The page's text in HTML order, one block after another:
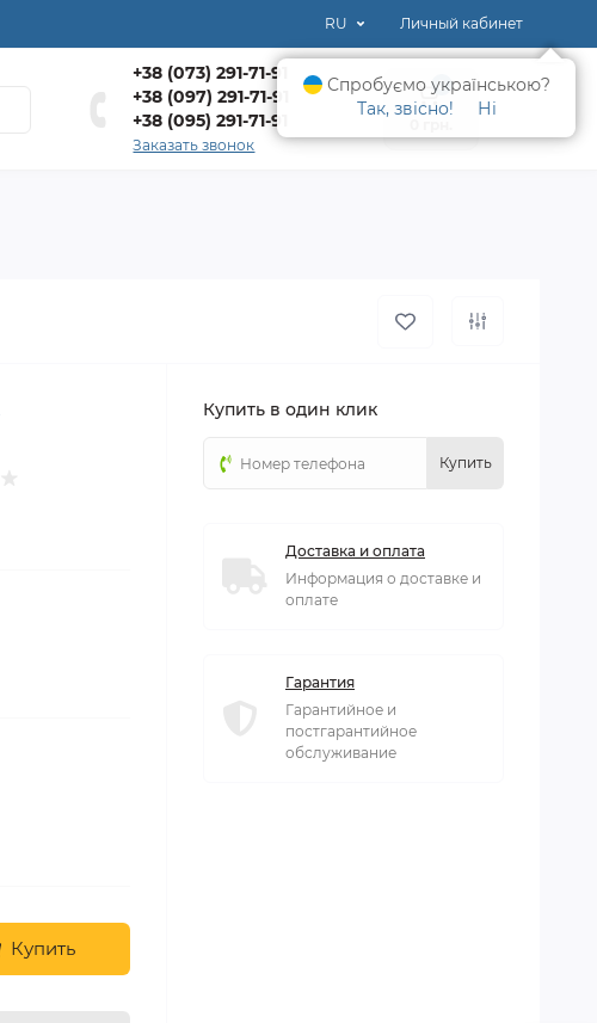
RU Личный кабинет
+38 (073) 291-71-91
+38 (097) 291-71-91
+38 (095) 291-71-91
Заказать звонок
0
Купить
Купить в один клик
Купить
Доставка и оплата
Информация о доставке и
оплате
Гарантия
Гарантийное и
постгарантийное
обслуживание
Спробуємо українською?
Так, звісно!
Ні